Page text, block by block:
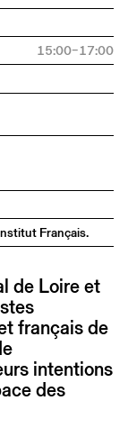
15:00–17:00
Français.
de Loire et
français de
intentions
des